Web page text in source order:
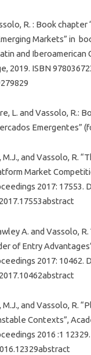
R. : Book chapter
Markets” in
and Iberoamerican
2019. ISBN
L. and Vassolo, R.:
Emergentes”
M.J., and Vassolo, R.
Market
2017: 17553.
A. and Vassolo,
of Entry
2017: 10462.
M.J., and Vassolo, R.
Contexts”,
2016 :1 12329.